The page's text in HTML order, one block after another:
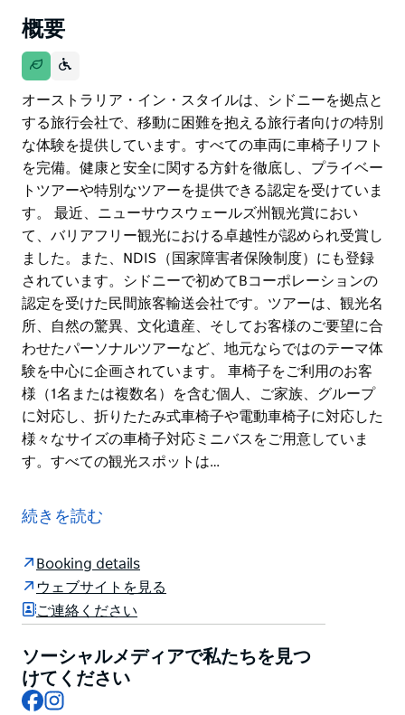
概要
オーストラリア・イン・スタイルは、シドニーを拠点と
する旅行会社で、移動に困難を抱える旅行者向けの特別
な体験を提供しています。すべての車両に車椅子リフト
を完備。健康と安全に関する方針を徹底し、プライベー
トツアーや特別なツアーを提供できる認定を受けていま
す。 最近、ニューサウスウェールズ州観光賞におい
て、バリアフリー観光における卓越性が認められ受賞し
ました。また、NDIS（国家障害者保険制度）にも登録
されています。シドニーで初めてBコーポレーションの
認定を受けた民間旅客輸送会社です。ツアーは、観光名
所、自然の驚異、文化遺産、そしてお客様のご要望に合
わせたパーソナルツアーなど、地元ならではのテーマ体
験を中心に企画されています。 車椅子をご利用のお客
様（1名または複数名）を含む個人、ご家族、グループ
に対応し、折りたたみ式車椅子や電動車椅子に対応した
様々なサイズの車椅子対応ミニバスをご用意していま
す。すべての観光スポットは…
する旅行会社で、移動に困難を抱える旅行者向けの特別
な体験を提供しています。すべての車両に車椅子リフト
トツアーや特別なツアーを提供できる認定を受けていま
す。
最近、ニューサウスウェールズ州観光賞において、バリ
アフリー観光における卓越性が認められ受賞しました。
また、NDIS（国家障害者保険制度）にも登録されてい
ます。シドニーで初めてBコーポレーションの認定を受
続きを読む
Booking details
ウェブサイトを見る
ご連絡ください
ソーシャルメディアで私たちを見つ
けてください
Facebook